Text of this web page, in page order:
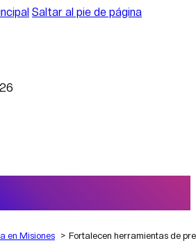
Saltar al pie de página
en Misiones Fortalecen herramientas de